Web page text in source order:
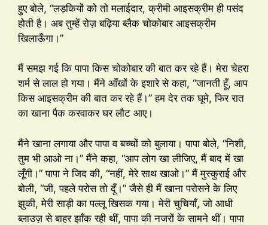
हुए बोले, “लड़कियों को तो मलाईदार, क्रीमी आइसक्रीम ही पसंद
होती है। अब तुम्हें रोज़ बढ़िया ब्लैक चोकोबार आइसक्रीम
खिलाऊँगा।”
मैं समझ गई कि पापा किस चोकोबार की बात कर रहे हैं। मेरा चेहरा
शर्म से लाल हो गया। मैंने आँखों के इशारे से कहा, “जानती हूँ, आप
किस आइसक्रीम की बात कर रहे हैं।” हम देर तक घूमे, फिर रात
का खाना पैक करवाकर घर लौट आए।
मैंने खाना लगाया और पापा व बच्चों को बुलाया। पापा बोले, “निशी,
तुम भी आओ ना।” मैंने कहा, “आप लोग खा लीजिए, मैं बाद में खा
लूँगी।” पापा ने जिद की, “नहीं, मेरे साथ खाओ।” मैं मुस्कुराई और
बोली, “जी, पहले परोस तो दूँ।” जैसे ही मैं खाना परोसने के लिए
झुकी, मेरी साड़ी का पल्लू खिसक गया। मेरी चुचियाँ, जो आधी
ब्लाउज़ से बाहर झाँक रही थीं, पापा की नजरों के सामने थीं। पापा